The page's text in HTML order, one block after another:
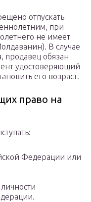
отпускать
при
не имеет
В случае
продавец обязан
удостоверяющий
его возраст.
право на
Федерации или